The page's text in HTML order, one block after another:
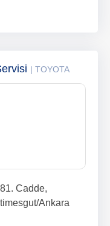
| TOYOTA
Cadde,
Ankara